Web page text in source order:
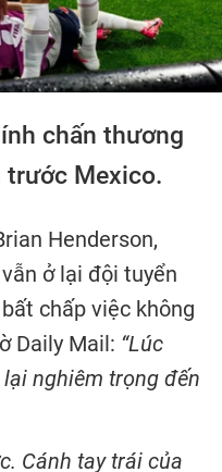
chấn thương
Mexico.
Henderson,
ở lại đội tuyển
chấp việc không
Daily Mail: “Lúc
nghiêm trọng đến
Cánh tay trái của